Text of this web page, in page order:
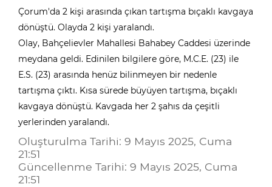
Çorum'da 2 kişi arasında çıkan tartışma bıçaklı kavgaya
dönüştü. Olayda 2 kişi yaralandı.
Olay, Bahçelievler Mahallesi Bahabey Caddesi üzerinde
meydana geldi. Edinilen bilgilere göre, M.C.E. (23) ile
E.S. (23) arasında henüz bilinmeyen bir nedenle
tartışma çıktı. Kısa sürede büyüyen tartışma, bıçaklı
kavgaya dönüştü. Kavgada her 2 şahıs da çeşitli
yerlerinden yaralandı.
Oluşturulma Tarihi: 9 Mayıs 2025, Cuma
21:51
Güncellenme Tarihi: 9 Mayıs 2025, Cuma
21:51